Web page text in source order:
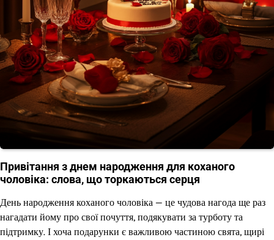
Привітання з днем народження для коханого
чоловіка: слова, що торкаються серця
День народження коханого чоловіка — це чудова нагода ще раз
нагадати йому про свої почуття, подякувати за турботу та
підтримку. І хоча подарунки є важливою частиною свята, щирі